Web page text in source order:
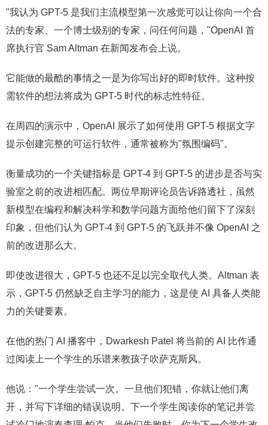
"我认为 GPT-5 是我们主流模型第一次感觉可以让你向一个合
法的专家、一个博士级别的专家，问任何问题，"OpenAI 首
席执行官 Sam Altman 在新闻发布会上说。
它能做的最酷的事情之一是为你写出好的即时软件。这种按
需软件的想法将成为 GPT-5 时代的标志性特征。
在周四的演示中，OpenAI 展示了如何使用 GPT-5 根据文字
提示创建完整的可运行软件，通常被称为"氛围编码"。
衡量成功的一个关键指标是 GPT-4 到 GPT-5 的进步是否与实
验室之前的改进相匹配。两位早期评论员告诉路透社，虽然
新模型在编程和解决科学和数学问题方面给他们留下了深刻
印象，但他们认为 GPT-4 到 GPT-5 的飞跃并不像 OpenAI 之
前的改进那么大。
即使改进很大，GPT-5 也还不足以完全取代人类。Altman 表
示，GPT-5 仍然缺乏自主学习的能力，这是使 AI 具备人类能
力的关键要素。
在他的热门 AI 播客中，Dwarkesh Patel 将当前的 AI 比作通
过阅读上一个学生的乐谱来教孩子吹萨克斯风。
他说："一个学生尝试一次。一旦他们犯错，你就让他们离
开，并写下详细的错误说明。下一个学生阅读你的笔记并尝